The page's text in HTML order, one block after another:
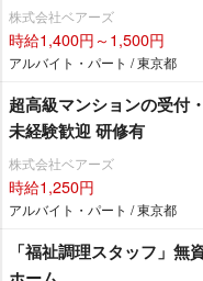
株式会社ベアーズ
時給1,400円～1,500円
アルバイト・パート / 東京都
超高級マンションの受付
未経験歓迎 研修有
株式会社ベアーズ
時給1,250円
アルバイト・パート / 東京都
「福祉調理スタッフ」